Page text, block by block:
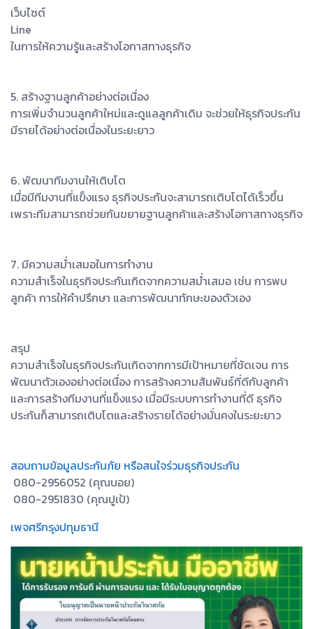
เว็บไซต์
Line
ในการให้ความรู้และสร้างโอกาสทางธุรกิจ
5. สร้างฐานลูกค้าอย่างต่อเนื่อง
การเพิ่มจำนวนลูกค้าใหม่และดูแลลูกค้าเดิม จะช่วยให้ธุรกิจประกัน
มีรายได้อย่างต่อเนื่องในระยะยาว
6. พัฒนาทีมงานให้เติบโต
เมื่อมีทีมงานที่แข็งแรง ธุรกิจประกันจะสามารถเติบโตได้เร็วขึ้น
เพราะทีมสามารถช่วยกันขยายฐานลูกค้าและสร้างโอกาสทางธุรกิจ
7. มีความสม่ำเสมอในการทำงาน
ความสำเร็จในธุรกิจประกันเกิดจากความสม่ำเสมอ เช่น การพบ
ลูกค้า การให้คำปรึกษา และการพัฒนาทักษะของตัวเอง
สรุป
ความสำเร็จในธุรกิจประกันเกิดจากการมีเป้าหมายที่ชัดเจน การ
พัฒนาตัวเองอย่างต่อเนื่อง การสร้างความสัมพันธ์ที่ดีกับลูกค้า
และการสร้างทีมงานที่แข็งแรง เมื่อมีระบบการทำงานที่ดี ธุรกิจ
ประกันก็สามารถเติบโตและสร้างรายได้อย่างมั่นคงในระยะยาว
สอบถามข้อมูลประกันภัย หรือสนใจร่วมธุรกิจประกัน
080-2956052 (คุณบอย)
080-2951830 (คุณปูเป้)
เพจศรีกรุงปทุมธานี